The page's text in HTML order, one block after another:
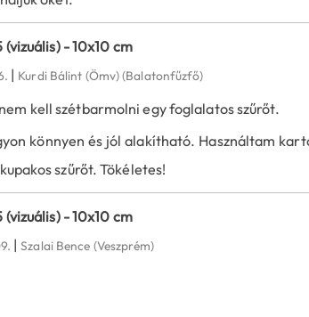
- 10x10 cm
| Kurdi Bálint (Ömv)(Balatonfűzfő)
kell szétbarmolni egy foglalatos szűrőt.
könnyen és jól alakítható. Használtam
szűrőt. Tökéletes!
- 10x10 cm
|Szalai Bence (Veszprém)